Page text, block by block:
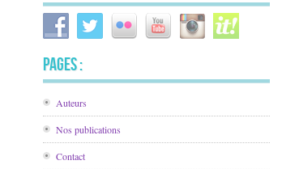
Pages :
Auteurs
Nos publications
Contact